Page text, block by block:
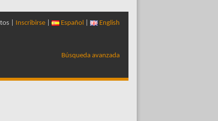
| Inscribirse Español English
Búsqueda avanzada